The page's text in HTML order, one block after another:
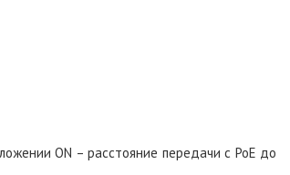
ON – расстояние передачи с PoE до